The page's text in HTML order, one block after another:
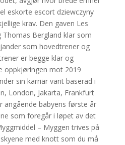
eskorte escort dziewczyny
krav. Den gaven Les
Thomas Bergland klar som
som hovedtrener og
er begge klar og
oppkjøringen mot 2019
sin karriär varit baserad i
London, Jakarta, Frankfurt
angående babyens første år
som foregår i løpet av det
– Myggen trives på
med knott som du må